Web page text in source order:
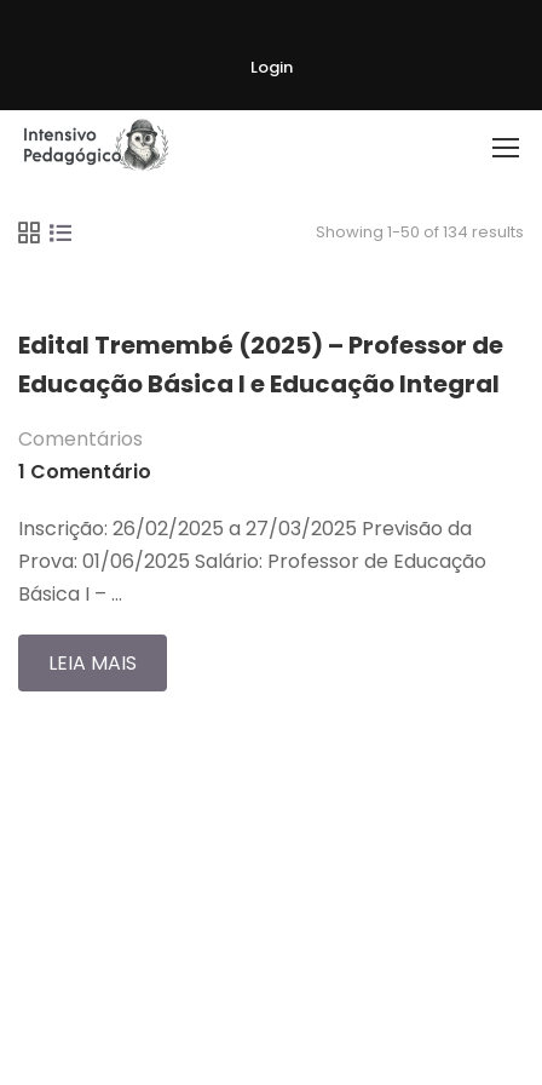
Login
Showing 1-50 of 134 results
Edital Tremembé (2025) – Professor de
Educação Básica I e Educação Integral
Comentários
1 Comentário
Inscrição: 26/02/2025 a 27/03/2025 Previsão da
Prova: 01/06/2025 Salário: Professor de Educação
Básica I – …
LEIA MAIS